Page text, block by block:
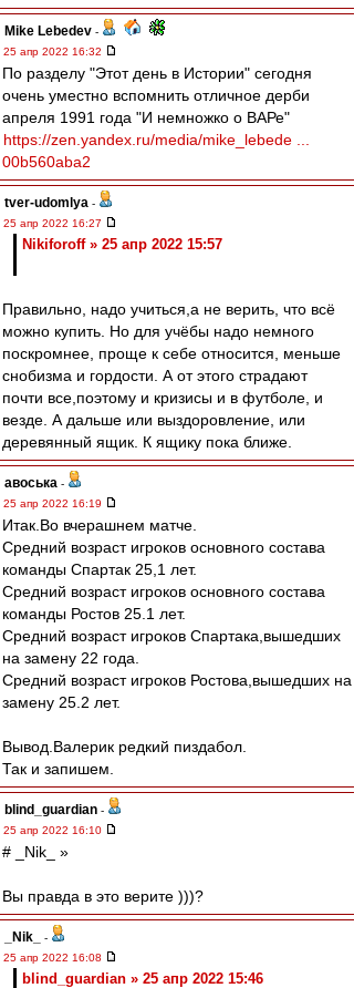
Mike Lebedev -
25 апр 2022 16:32
По разделу "Этот день в Истории" сегодня
очень уместно вспомнить отличное дерби
апреля 1991 года "И немножко о ВАРе"
https://zen.yandex.ru/media/mike_lebede ...
00b560aba2
tver-udomlya -
25 апр 2022 16:27
Nikiforoff » 25 апр 2022 15:57
Правильно, надо учиться,а не верить, что всё
можно купить. Но для учёбы надо немного
поскромнее, проще к себе относится, меньше
снобизма и гордости. А от этого страдают
почти все,поэтому и кризисы и в футболе, и
везде. А дальше или выздоровление, или
деревянный ящик. К ящику пока ближе.
авоська -
25 апр 2022 16:19
Итак.Во вчерашнем матче.
Средний возраст игроков основного состава
команды Спартак 25,1 лет.
Средний возраст игроков основного состава
команды Ростов 25.1 лет.
Средний возраст игроков Спартака,вышедших
на замену 22 года.
Средний возраст игроков Ростова,вышедших на
замену 25.2 лет.
Вывод.Валерик редкий пиздабол.
Так и запишем.
blind_guardian -
25 апр 2022 16:10
# _Nik_ »
Вы правда в это верите )))?
_Nik_
-
25 апр 2022 16:08
blind_guardian » 25 апр 2022 15:46